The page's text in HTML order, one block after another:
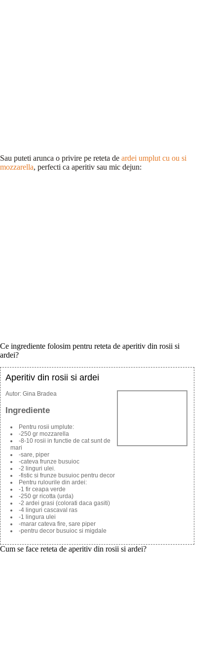
Sau puteti arunca o privire pe reteta de ardei umplut cu ou si
mozzarella, perfecti ca aperitiv sau mic dejun:
Ce ingrediente folosim pentru reteta de aperitiv din rosii si
ardei?
Aperitiv din rosii si ardei
Autor: Gina Bradea
Ingrediente
Pentru rosii umplute:
-250 gr mozzarella
-8-10 rosii in functie de cat sunt de
mari
-sare, piper
-cateva frunze busuioc
-2 linguri ulei.
-fistic si frunze busuioc pentru decor
Pentru rulourile din ardei:
-1 fir ceapa verde
-250 gr ricotta (urda)
-2 ardei grasi (colorati daca gasiti)
-4 linguri cascaval ras
-1 lingura ulei
-marar cateva fire, sare piper
-pentru decor busuioc si migdale
Cum se face reteta de aperitiv din rosii si ardei?